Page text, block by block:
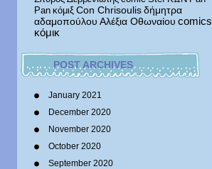
Pan κόμιξ Con Chrisoulis δήμητρα
αδαμοπούλου Αλέξια Οθωναίου comics
κόμικ
POST ARCHIVES
January 2021
December 2020
November 2020
October 2020
September 2020